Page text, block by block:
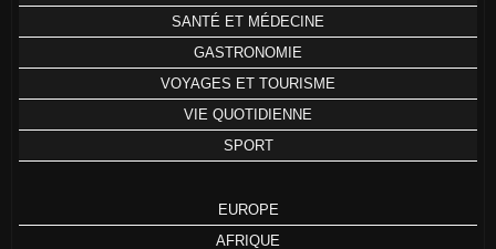
SANTÉ ET MÉDECINE
GASTRONOMIE
VOYAGES ET TOURISME
VIE QUOTIDIENNE
SPORT
EUROPE
AFRIQUE